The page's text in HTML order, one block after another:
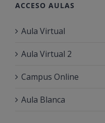
ACCESO AULAS
Aula Virtual
Aula Virtual 2
Campus Online
Aula Blanca